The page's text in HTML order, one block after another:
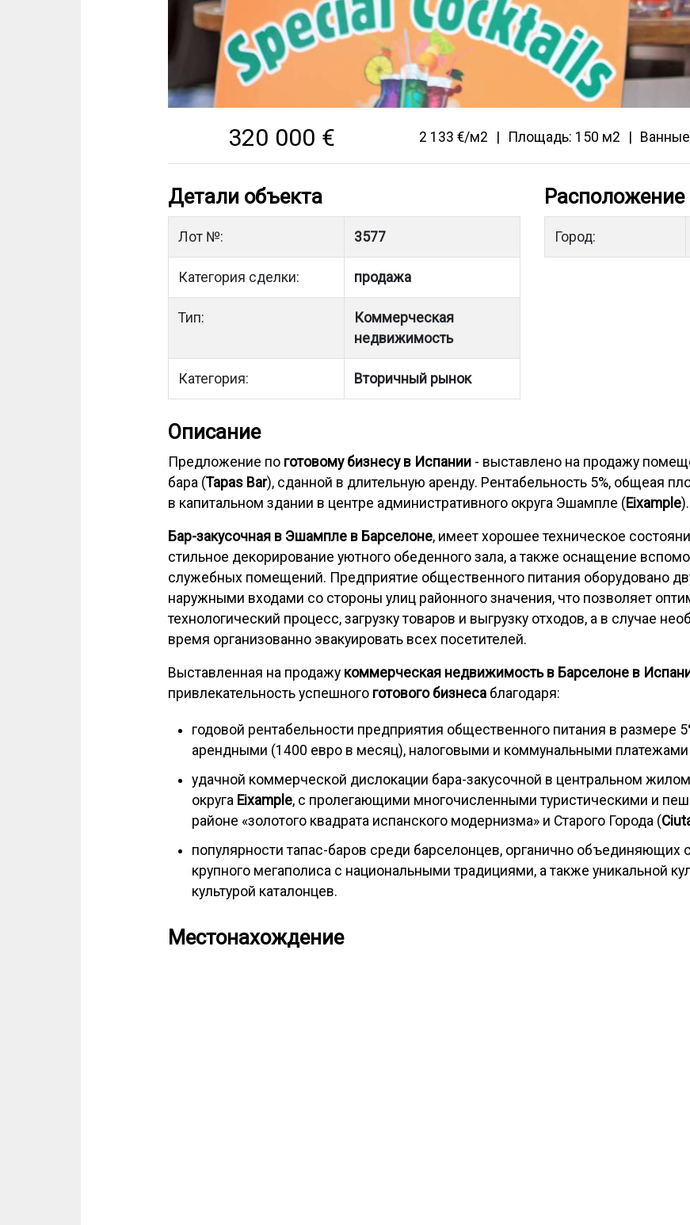
320 000 € 2 133 €/м2 Площадь: 150 м2
Детали объекта
Лот №: 3577
Категория сделки: продажа
Тип:
Коммерческая
недвижимость
Категория: Вторичный рынок
Расположение
Город:
Описание
Предложение по готовому бизнесу в Испании - выставлено на продажу
бара (Tapas Bar), сданной в длительную аренду. Рентабельность 5%, общеая
в капитальном здании в центре административного округа Эшампле ( Eixample).
Бар-закусочная в Эшампле в Барселоне, имеет хорошее техническое
стильное декорирование уютного обеденного зала, а также оснащение
служебных помещений. Предприятие общественного питания оборудовано
наружными входами со стороны улиц районного значения, что позволяет
технологический процесс, загрузку товаров и выгрузку отходов, а в случае
время организованно эвакуировать всех посетителей.
Выставленная на продажу коммерческая недвижимость в Барселоне в
привлекательность успешного готового бизнеса благодаря:
годовой рентабельности предприятия общественного питания в размере
арендными (1400 евро в месяц), налоговыми и коммунальными платежами
удачной коммерческой дислокации бара-закусочной в центральном
округа Eixample, с пролегающими многочисленными туристическими и
районе «золотого квадрата испанского модернизма» и Старого Города (
популярности тапас-баров среди барселонцев, органично
крупного мегаполиса с национальными традициями, а также уникальной
культурой каталонцев.
Местонахождение